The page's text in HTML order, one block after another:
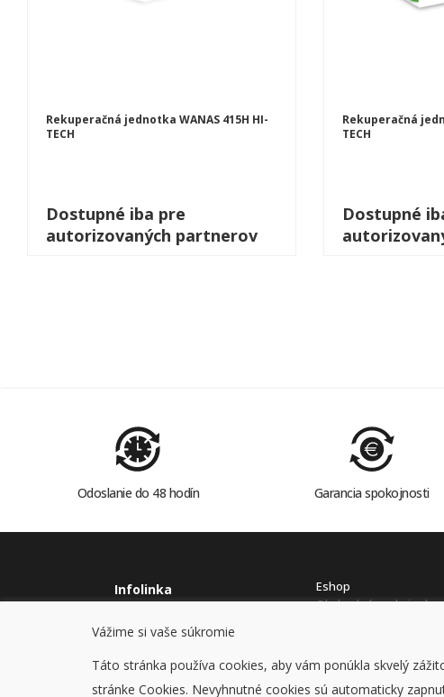
Rekuperačná jednotka WANAS 415H HI-
TECH
Dostupné iba pre
autorizovaných partnerov
Rekuperačná
TECH
Dostupné
Odoslanie do 48 hodín Garancia spokojnosti
Infolinka
stavcomp@stavcomp.sk
Eshop
Obchodné podmienky
Vážime si vaše súkromie
Táto stránka používa cookies, aby vám ponúkla skvelý
stránke Cookies. Nevyhnutné cookies sú automaticky